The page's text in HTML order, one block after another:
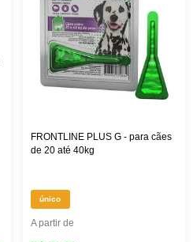
FRONTLINE PLUS G - para cães
de 20 até 40kg
único
A partir de